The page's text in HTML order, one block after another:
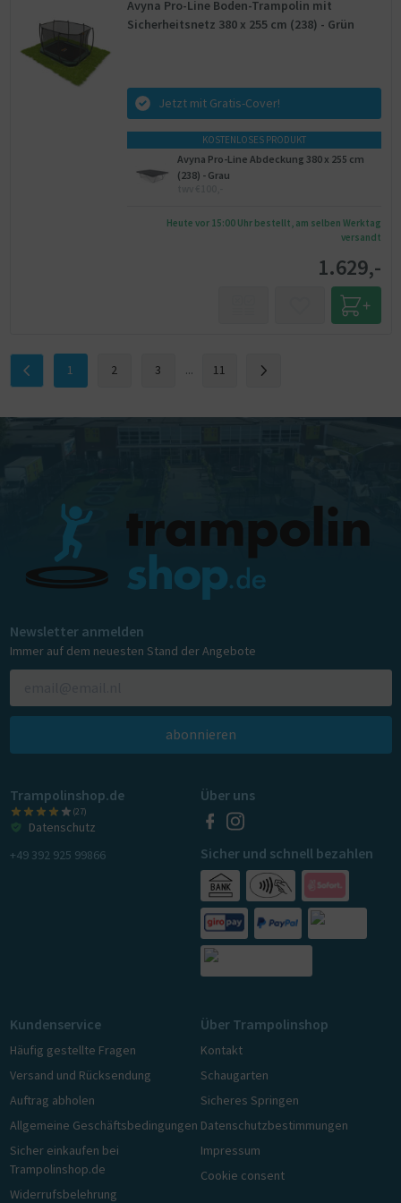
Avyna Pro-Line Boden-Trampolin mit
Sicherheitsnetz 380 x 255 cm (238) - Grün
Jetzt mit Gratis-Cover!
KOSTENLOSES PRODUKT
Avyna Pro-Line Abdeckung 380 x 255 cm
(238) - Grau
Heute vor 15:00 Uhr bestellt, am selben Werktag
versandt
1.629,-
1 2 3 ... 11
Newsletter anmelden
Immer auf dem neuesten Stand der Angebote
abonnieren
Trampolinshop.de
(27)
Datenschutz
+49 392 925 99866
Über uns
Sicher und schnell bezahlen
Kundenservice
Häufig gestellte Fragen
Versand und Rücksendung
Auftrag abholen
Allgemeine Geschäftsbedingungen
Sicher einkaufen bei
Trampolinshop.de
Widerrufsbelehrung
Über Trampolinshop
Kontakt
Schaugarten
Sicheres Springen
Datenschutzbestimmungen
Impressum
Cookie consent